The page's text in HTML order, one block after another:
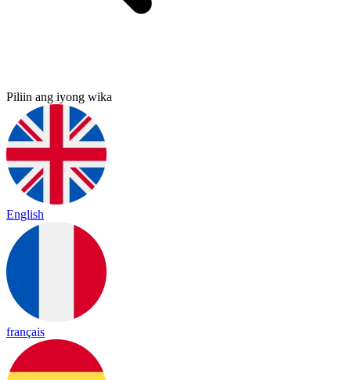
Piliin ang iyong wika
English
français